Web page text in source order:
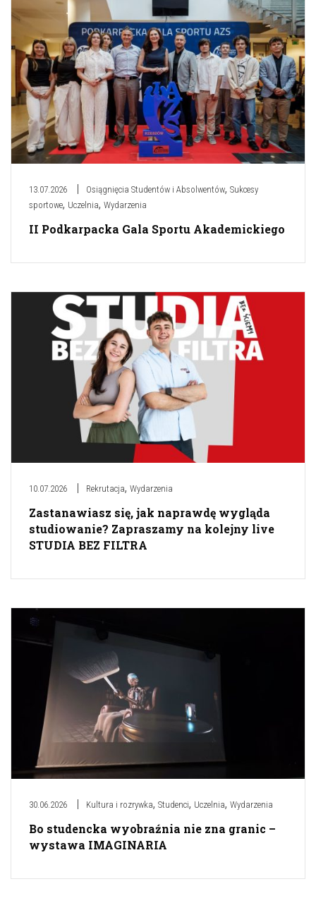
13.07.2026 Osiągnięcia Studentów i Absolwentów, Sukcesy
sportowe, Uczelnia, Wydarzenia
II Podkarpacka Gala Sportu Akademickiego
10.07.2026 Rekrutacja, Wydarzenia
Zastanawiasz się, jak naprawdę wygląda
studiowanie? Zapraszamy na kolejny live
STUDIA BEZ FILTRA
30.06.2026 Kultura i rozrywka, Studenci, Uczelnia, Wydarzenia
Bo studencka wyobraźnia nie zna granic –
wystawa IMAGINARIA